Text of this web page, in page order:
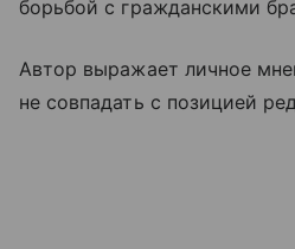
борьбой с гражданскими
Автор выражает личное
не совпадать с позицией